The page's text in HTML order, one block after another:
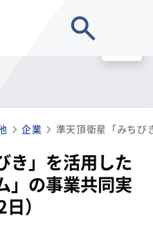
企業
き」を活用した
」の事業共同実
）